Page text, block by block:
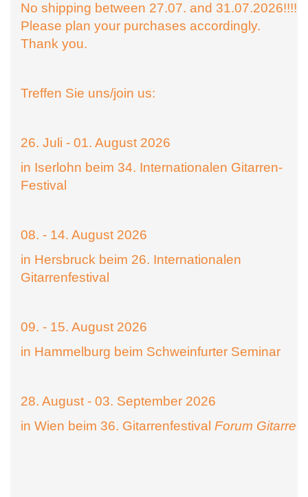
No shipping between 27.07. and 31.07.2026!!!!
Please plan your purchases accordingly.
Thank you.
Treffen Sie uns/join us:
26. Juli - 01. August 2026
in Iserlohn beim 34. Internationalen Gitarren-
Festival
08. - 14. August 2026
in Hersbruck beim 26. Internationalen
Gitarrenfestival
09. - 15. August 2026
in Hammelburg beim Schweinfurter Seminar
28. August - 03. September 2026
in Wien beim 36. Gitarrenfestival Forum Gitarre